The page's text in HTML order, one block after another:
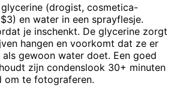
(drogist, cosmetica-
en water in een sprayflesje.
je inschenkt. De glycerine zorgt
hangen en voorkomt dat ze er
gewoon water doet. Een goed
zijn condenslook 30+ minuten
om te fotograferen.